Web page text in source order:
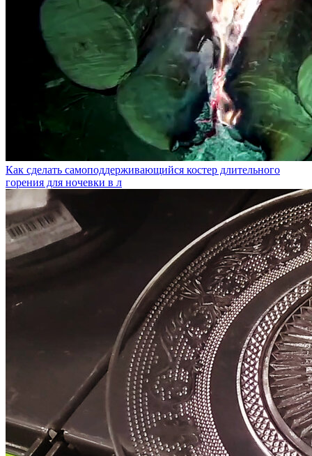
Как сделать самоподдерживающийся костер длительного
горения для ночевки в л